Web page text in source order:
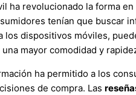
ha revolucionado la forma
tenían que buscar
los dispositivos móviles,
mayor comodidad y
ha permitido a los
de compra. Las